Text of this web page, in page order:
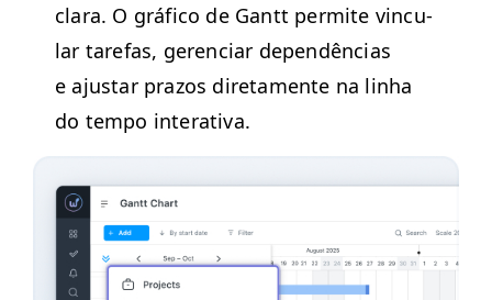
clara. O grá­fi­co de Gantt per­mite vin­cu­
lar tare­fas, geren­ciar dependên­cias
e ajus­tar pra­zos dire­ta­mente na lin­ha
do tem­po interativa.